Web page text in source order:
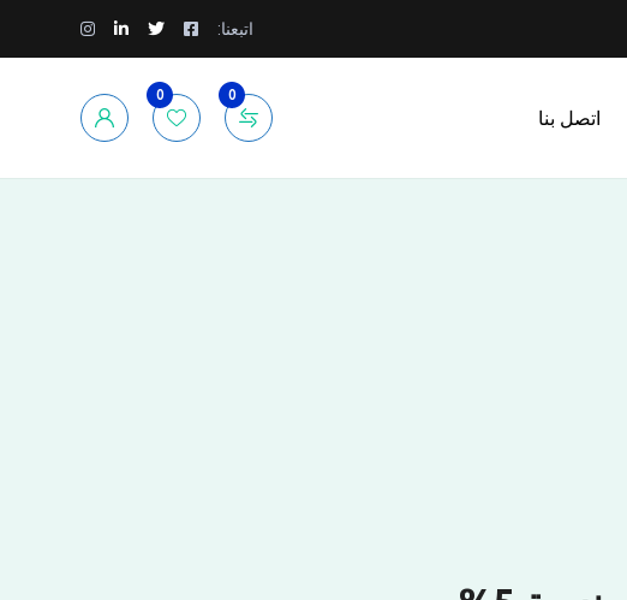
اتبعنا:
اتصل بنا
0
0